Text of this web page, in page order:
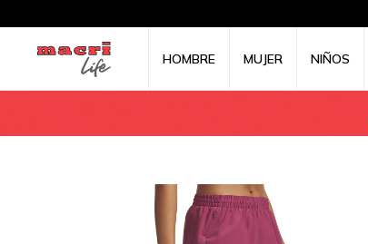
HOMBRE MUJER NIÑOS